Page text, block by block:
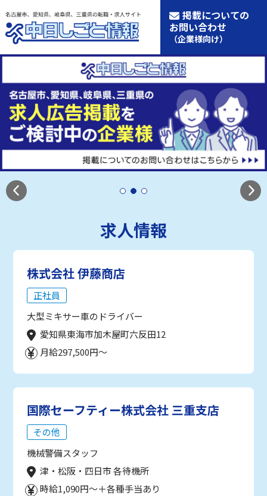
掲載についての
お問い合わせ
（企業様向け）
求人情報
株式会社 伊藤商店
正社員
大型ミキサー車のドライバー
愛知県東海市加木屋町六反田12
月給297,500円～
国際セーフティー株式会社 三重支店
その他
機械警備スタッフ
津・松阪・四日市 各待機所
時給1,090円～＋各種手当あり